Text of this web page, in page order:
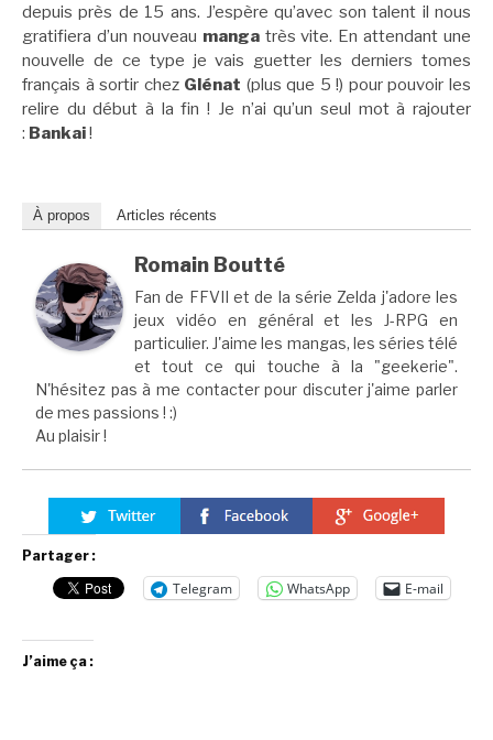
depuis près de 15 ans. J’espère qu’avec son talent il nous
gratifiera d’un nouveau mangatrès vite. En attendant une
nouvelle de ce type je vais guetter les derniers tomes
français à sortir chez Glénat (plus que 5 !) pour pouvoir les
relire du début à la fin ! Je n’ai qu’un seul mot à rajouter
: Bankai!
À propos Articles récents
Romain Boutté
Fan de FFVII et de la série Zelda j'adore les
jeux vidéo en général et les J-RPG en
particulier. J'aime les mangas, les séries télé
et tout ce qui touche à la "geekerie".
N'hésitez pas à me contacter pour discuter j'aime parler
de mes passions ! :)
Au plaisir !
Partager :
Telegram WhatsApp E-mail
J’aime ça :